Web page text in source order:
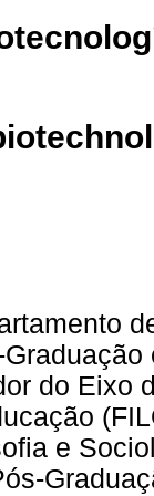
do Eixo
e